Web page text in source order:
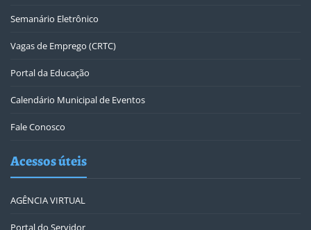
Semanário Eletrônico
Vagas de Emprego (CRTC)
Portal da Educação
Calendário Municipal de Eventos
Fale Conosco
Acessos úteis
AGÊNCIA VIRTUAL
Portal do Servidor